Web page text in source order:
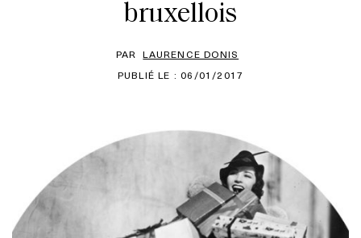
bruxellois
PAR LAURENCE DONIS
PUBLIÉ LE : 06/01/2017